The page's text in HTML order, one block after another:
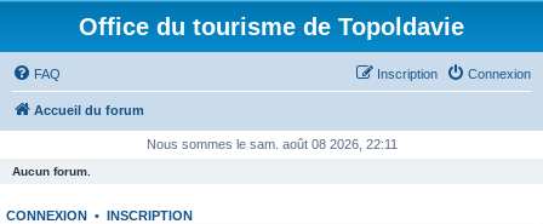
Office du tourisme de Topoldavie
FAQ Connexion
Inscription
Accueil du forum
Nous sommes le sam. août 08 2026, 22:11
Aucun forum.
CONNEXION • INSCRIPTION